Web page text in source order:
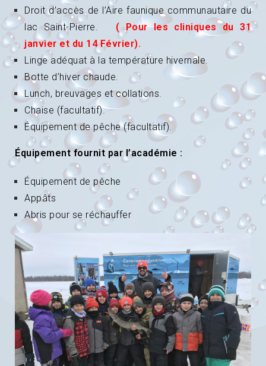
Droit d’accès de l’Aire faunique communautaire du
lac Saint-Pierre. ( Pour les cliniques du 31
janvier et du 14 Février).
Linge adéquat à la température hivernale.
Botte d’hiver chaude.
Lunch, breuvages et collations.
Chaise (facultatif).
Équipement de pêche (facultatif).
Équipement fournit par l’académie :
Équipement de pêche
Appâts
Abris pour se réchauffer